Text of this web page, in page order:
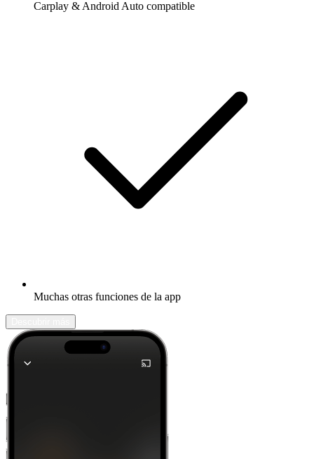
Carplay & Android Auto compatible
Muchas otras funciones de la app